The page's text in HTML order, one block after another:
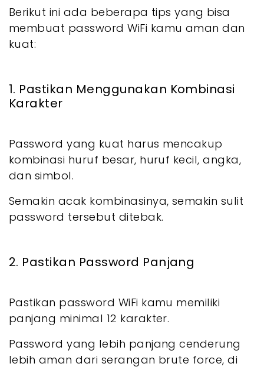
Berikut ini ada beberapa tips yang bisa
membuat password WiFi kamu aman dan
kuat:
1. Pastikan Menggunakan Kombinasi
Karakter
Password yang kuat harus mencakup
kombinasi huruf besar, huruf kecil, angka,
dan simbol.
Semakin acak kombinasinya, semakin sulit
password tersebut ditebak.
2. Pastikan Password Panjang
Pastikan password WiFi kamu memiliki
panjang minimal 12 karakter.
Password yang lebih panjang cenderung
lebih aman dari serangan brute force, di